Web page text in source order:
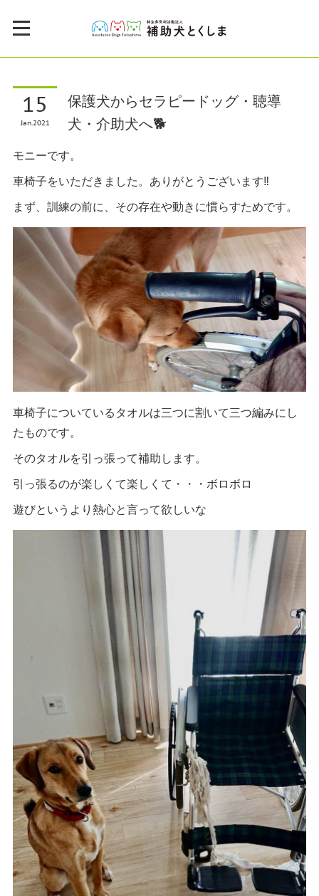
15
Jan2021
保護犬からセラピードッグ・聴導
犬・介助犬へ🐕
モニーです。
車椅子をいただきました。ありがとうございます‼︎
まず、訓練の前に、その存在や動きに慣らすためです。
車椅子についているタオルは三つに割いて三つ編みにし
たものです。
そのタオルを引っ張って補助します。
引っ張るのが楽しくて楽しくて・・・ボロボロ
遊びというより熱心と言って欲しいな